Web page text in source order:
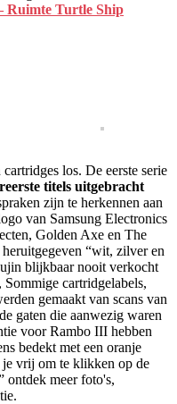
Ruimte Turtle Ship
los. De eerste serie
titels uitgebracht
zijn te herkennen aan
van Samsung Electronics
Golden Axe en The
“wit, zilver en
blijkbaar nooit verkocht
cartridgelabels,
gemaakt van scans van
gaten die aanwezig waren
voor Rambo III hebben
bedekt met een oranje
vrij om te klikken op de
ontdek meer foto's,